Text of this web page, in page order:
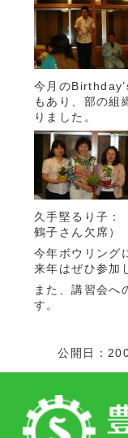
今月の
もあり、部の組
りました。
久手堅るり子
鶴子さん欠席）
今年ボウリング
来年はぜひ参加
また、講習会へ
す。
公開日：